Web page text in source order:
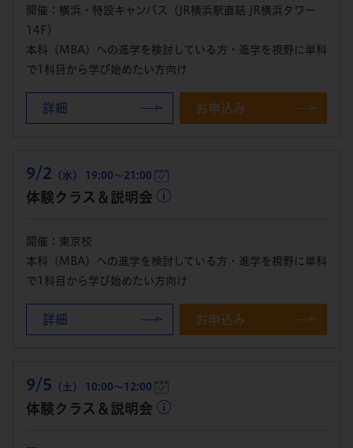
開催：横浜・特設キャンパス（JR横浜駅直結 JR横浜タワー
14F）
本科（MBA）への進学を検討している方・進学を視野に単科
で1科目から学び始めたい方向け
詳細 お申込み
9/2 （水） 19:00～21:00
体験クラス＆説明会
開催：東京校
本科（MBA）への進学を検討している方・進学を視野に単科
で1科目から学び始めたい方向け
詳細 お申込み
9/5 （土） 10:00～12:00
体験クラス＆説明会